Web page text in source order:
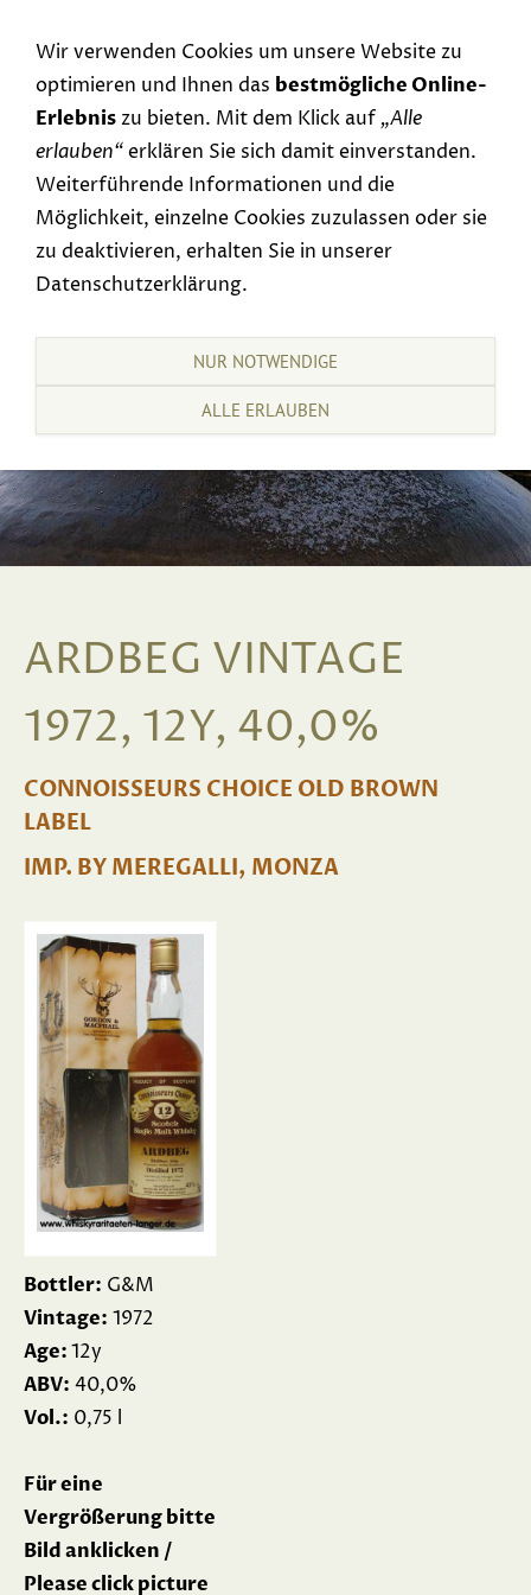
ARDBEG VINTAGE
1972, 12Y, 40,0%
CONNOISSEURS CHOICE OLD BROWN
LABEL
IMP. BY MEREGALLI, MONZA
Bottler: G&M
Vintage: 1972
Age:12y
ABV: 40,0%
Vol.: 0,75 l
Für eine
Vergrößerung bitte
Bild anklicken /
Please click picture
Wir verwenden Cookies um unsere Website zu
optimieren und Ihnen das bestmögliche Online-
Erlebniszu bieten. Mit dem Klick auf „Alle
erlauben“erklären Sie sich damit einverstanden.
Weiterführende Informationen und die
Möglichkeit, einzelne Cookies zuzulassen oder sie
zu deaktivieren, erhalten Sie in unserer
Datenschutzerklärung.
NUR NOTWENDIGE
ALLE ERLAUBEN